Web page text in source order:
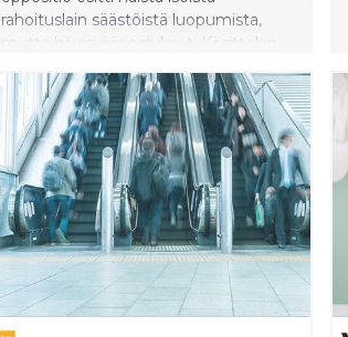
rahoituslain säästöistä luopumista,
mutta hävisi äänestykset. Käsittelyn
rahoituslain hylkäämistä.